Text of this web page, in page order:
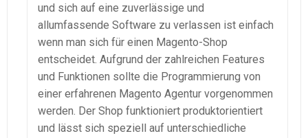
und sich auf eine zuverlässige und
allumfassende Software zu verlassen ist einfach
wenn man sich für einen Magento-Shop
entscheidet. Aufgrund der zahlreichen Features
und Funktionen sollte die Programmierung von
einer erfahrenen Magento Agentur vorgenommen
werden. Der Shop funktioniert produktorientiert
und lässt sich speziell auf unterschiedliche